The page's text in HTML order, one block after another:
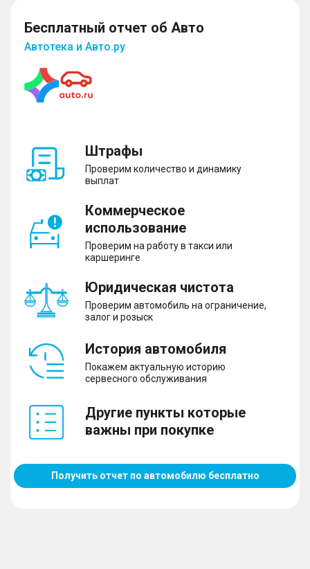
Бесплатный отчет об Авто
Автотека и Авто.ру
Штрафы
Проверим количество и динамику
выплат
Коммерческое
использование
Проверим на работу в такси или
каршеринге
Юридическая чистота
Проверим автомобиль на ограничение,
залог и розыск
История автомобиля
Покажем актуальную историю
сервесного обслуживания
Другие пункты которые
важны при покупке
Получить отчет по автомобилю бесплатно